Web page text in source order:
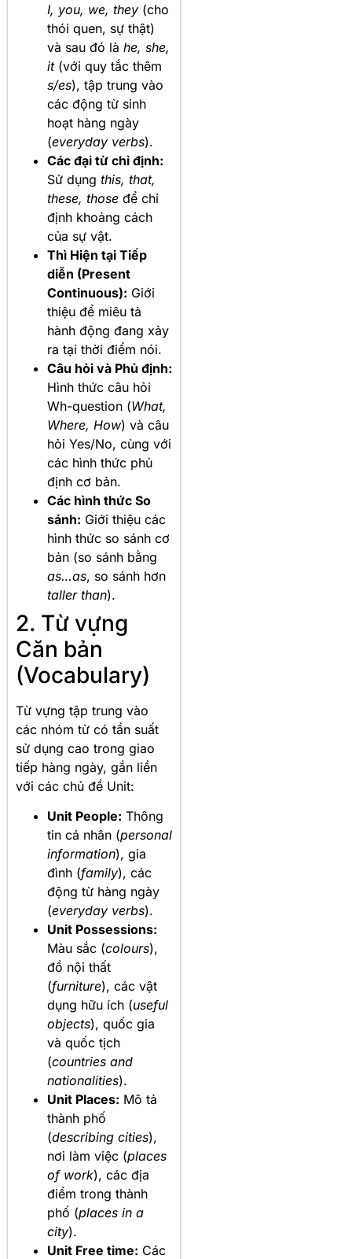
I, you, we, they (cho
thói quen, sự thật)
và sau đó là he, she,
it(với quy tắc thêm
s/es), tập trung vào
các động từ sinh
hoạt hàng ngày
(everyday verbs).
Các đại từ chỉ định:
Sử dụng this, that,
these, those để chỉ
định khoảng cách
của sự vật.
Thì Hiện tại Tiếp
diễn (Present
Continuous): Giới
thiệu để miêu tả
hành động đang xảy
ra tại thời điểm nói.
Câu hỏi và Phủ định:
Hình thức câu hỏi
Wh-question (What,
Where, How) và câu
hỏi Yes/No, cùng với
các hình thức phủ
định cơ bản.
Các hình thức So
sánh: Giới thiệu các
hình thức so sánh cơ
bản (so sánh bằng
as…as, so sánh hơn
taller than).
2. Từ vựng
Căn bản
(Vocabulary)
Từ vựng tập trung vào
các nhóm từ có tần suất
sử dụng cao trong giao
tiếp hàng ngày, gắn liền
với các chủ đề Unit:
Unit People: Thông
tin cá nhân (personal
information), gia
đình (family), các
động từ hàng ngày
(everyday verbs).
Unit Possessions:
Màu sắc (colours),
đồ nội thất
(furniture), các vật
dụng hữu ích (useful
objects), quốc gia
và quốc tịch
(countries and
nationalities).
Unit Places: Mô tả
thành phố
(describing cities),
nơi làm việc (places
of work), các địa
điểm trong thành
phố (places in a
city).
Unit Free time: Các